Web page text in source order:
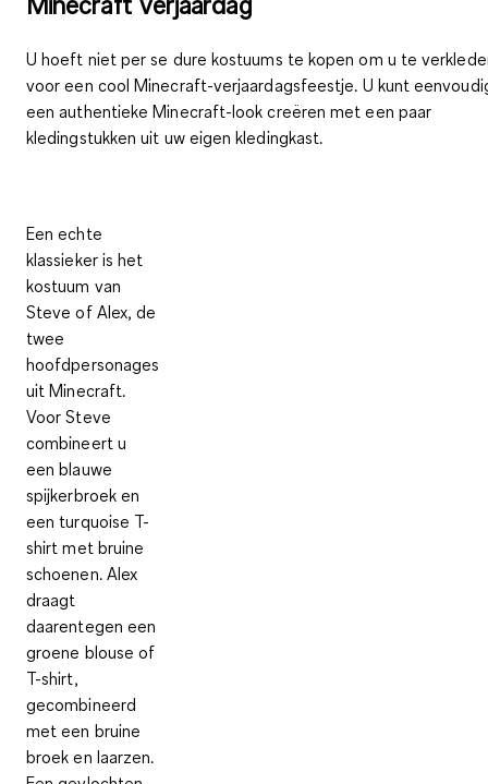
U hoeft niet per se dure kostuums te kopen om u te
voor een cool Minecraft-verjaardagsfeestje. U kunt
een authentieke Minecraft-look creëren met een paar
kledingstukken uit uw eigen kledingkast.
Een echte
klassieker is het
kostuum van
Steve of Alex, de
twee
hoofdpersonages
uit Minecraft.
Voor Steve
combineert u
een blauwe
spijkerbroek en
een turquoise T-
shirt met bruine
schoenen. Alex
draagt
daarentegen een
groene blouse of
T-shirt,
gecombineerd
met een bruine
broek en laarzen.